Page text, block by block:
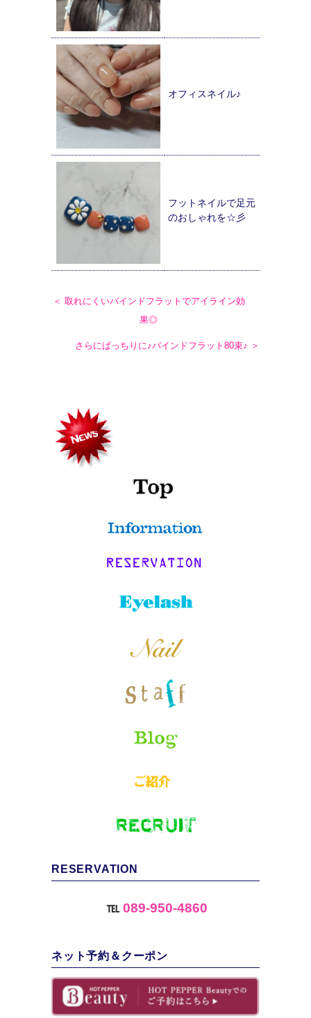
オフィスネイル♪
フットネイルで足元
のおしゃれを☆彡
＜ 取れにくいバインドフラットでアイライン効
果◎
さらにぱっちりに♪バインドフラット80束♪ ＞
RESERVATION
℡ 089-950-4860
ネット予約＆クーポン